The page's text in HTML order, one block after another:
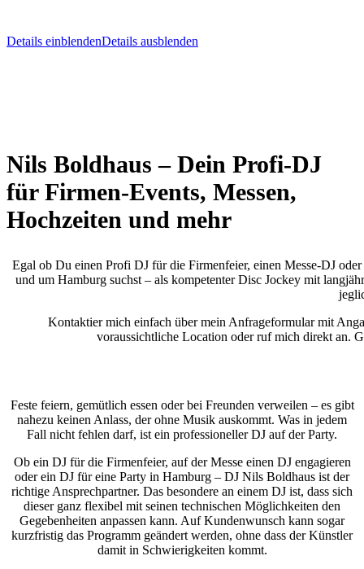
Details einblendenDetails ausblenden
Nils Boldhaus – Dein Profi-DJ
für Firmen-Events, Messen,
Hochzeiten und mehr
Egal ob Du einen Profi DJ für die Firmenfeier, einen Messe-DJ
und um Hamburg suchst – als kompetenter Disc Jockey mit
Kontaktier mich einfach über mein Anfrageformular mit
voraussichtliche Location oder ruf mich direkt an.
Feste feiern, gemütlich essen oder bei Freunden verweilen – es gibt
nahezu keinen Anlass, der ohne Musik auskommt. Was in jedem
Fall nicht fehlen darf, ist ein professioneller DJ auf der Party.
Ob ein DJ für die Firmenfeier, auf der Messe einen DJ engagieren
oder ein DJ für eine Party in Hamburg – DJ Nils Boldhaus ist der
richtige Ansprechpartner. Das besondere an einem DJ ist, dass sich
dieser ganz flexibel mit seinen technischen Möglichkeiten den
Gegebenheiten anpassen kann. Auf Kundenwunsch kann sogar
kurzfristig das Programm geändert werden, ohne dass der Künstler
damit in Schwierigkeiten kommt.